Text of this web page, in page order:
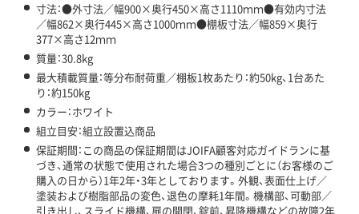
寸法：●外寸法／幅900×奥行450×高さ1110ｍｍ●有効内寸法
／幅862×奥行445×高さ1000ｍｍ●棚板寸法／幅859×奥行
377×高さ12ｍｍ
質量：30.8kg
最大積載質量：等分布耐荷重／棚板1枚あたり：約50kg、1台あた
り：約150kg
カラー：ホワイト
組立目安：組立設置込商品
保証期間：この商品の保証期間はJOIFA顧客対応ガイドランに基
づき、通常の状態で使用された場合3つの種別ごとに（お客様のご
購入の日から）1年2年・3年としております。外観、表面仕上げ／
塗装および樹脂部品の変色、退色の摩耗1年間。機構部、可動部／
引き出し、スライド機構、扉の開閉、錠前、昇降機構などの故障2年